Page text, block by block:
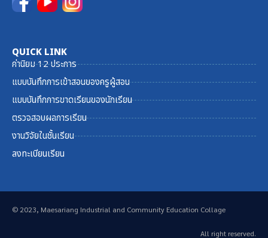
QUICK LINK
ค่านิยม 12 ประการ
แบบบันทึกการเข้าสอนของครูผู้สอน
แบบบันทึกการขาดเรียนของนักเรียน
ตรวจสอบผลการเรียน
งานวิจัยในชั้นเรียน
ลงทะเบียนเรียน
© 2023, Maesariang Industrial and Community Education Collage
All right reserved.